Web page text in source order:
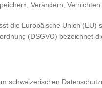
Verändern,
die Europäische Union (EU)
(DSGVO) bezeichnet
schweizerischen